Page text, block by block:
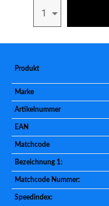
1
Produkt
Marke
Artikelnummer
EAN
Matchcode
Bezeichnung 1:
Matchcode Nummer:
Speedindex: